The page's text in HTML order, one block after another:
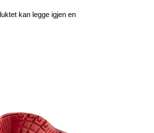
kan legge igjen en